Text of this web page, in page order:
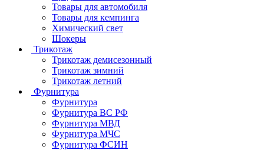
Товары для автомобиля
Товары для кемпинга
Химический свет
Шокеры
Трикотаж
Трикотаж демисезонный
Трикотаж зимний
Трикотаж летний
Фурнитура
Фурнитура
Фурнитура ВС РФ
Фурнитура МВД
Фурнитура МЧС
Фурнитура ФСИН